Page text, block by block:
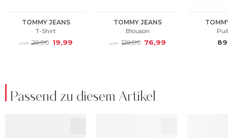
Passend zu diesem Artikel